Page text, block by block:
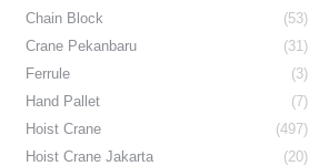
Chain Block
(53)
Crane Pekanbaru
(31)
Ferrule
(3)
Hand Pallet
(7)
Hoist Crane
(497)
Hoist Crane Jakarta
(20)